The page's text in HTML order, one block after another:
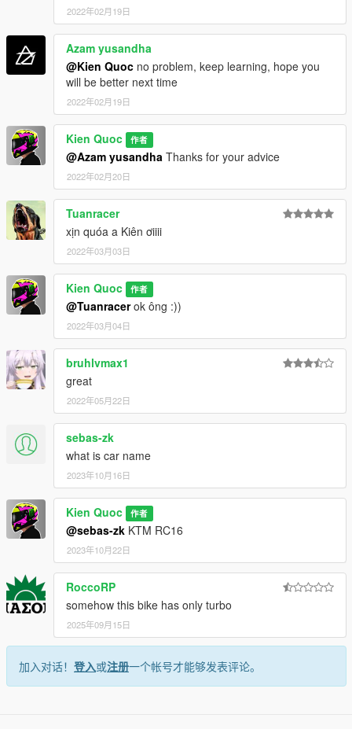
2022年02月19日
Azam yusandha
@Kien Quoc no problem, keep learning, hope you
will be better next time
2022年02月19日
Kien Quoc 作者
@Azam yusandha Thanks for your advice
2022年02月20日
Tuanracer
xịn quóa a Kiên ơiiii
2022年03月03日
Kien Quoc 作者
@Tuanracerok ông :))
2022年03月04日
bruhlvmax1
great
2022年05月22日
sebas-zk
what is car name
2023年10月16日
Kien Quoc 作者
@sebas-zk KTM RC16
2023年10月22日
RoccoRP
somehow this bike has only turbo
2025年09月15日
加入对话！ 登入或注册一个帐号才能够发表评论。